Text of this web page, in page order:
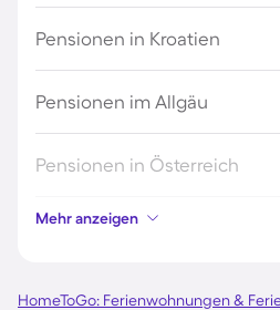
Pensionen in Kroatien
Pensionen im Allgäu
Pensionen in Österreich
Pensionen in Hamburg
Pensionen in Berlin
Mehr anzeigen
HomeToGo: Ferienwohnungen &